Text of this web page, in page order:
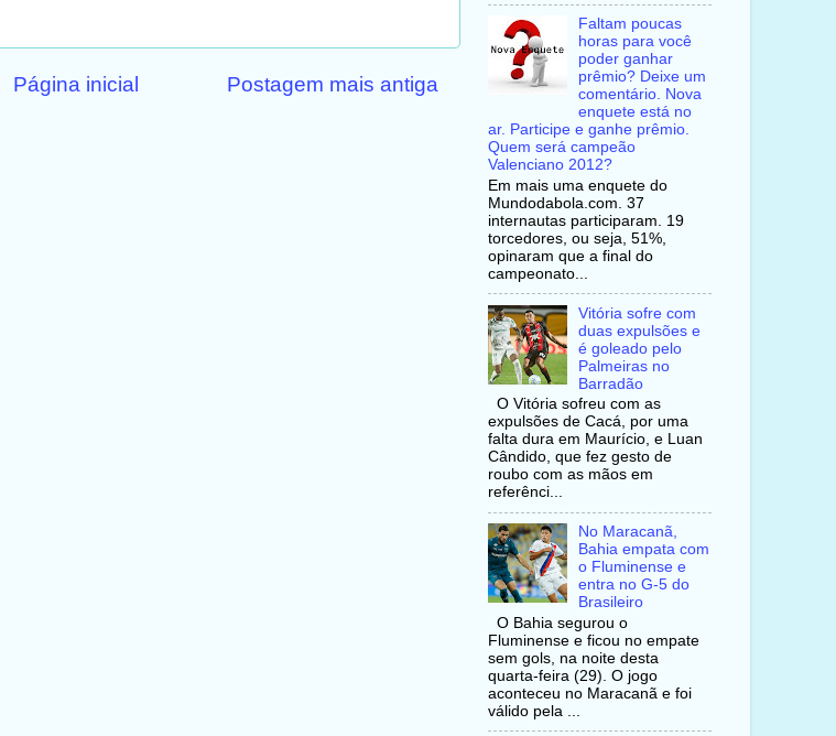
Postagem mais antiga
Página inicial
Faltam poucas
horas para você
poder ganhar
prêmio? Deixe um
comentário. Nova
enquete está no
ar. Participe e ganhe prêmio.
Quem será campeão
Valenciano 2012?
Em mais uma enquete do
Mundodabola.com. 37
internautas participaram. 19
torcedores, ou seja, 51%,
opinaram que a final do
campeonato...
Vitória sofre com
duas expulsões e
é goleado pelo
Palmeiras no
Barradão
O Vitória sofreu com as
expulsões de Cacá, por uma
falta dura em Maurício, e Luan
Cândido, que fez gesto de
roubo com as mãos em
referênci...
No Maracanã,
Bahia empata com
o Fluminense e
entra no G-5 do
Brasileiro
O Bahia segurou o
Fluminense e ficou no empate
sem gols, na noite desta
quarta-feira (29). O jogo
aconteceu no Maracanã e foi
válido pela ...